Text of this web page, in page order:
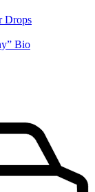
Drops
Bio